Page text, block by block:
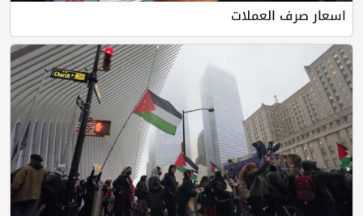
اسعار صرف العملات